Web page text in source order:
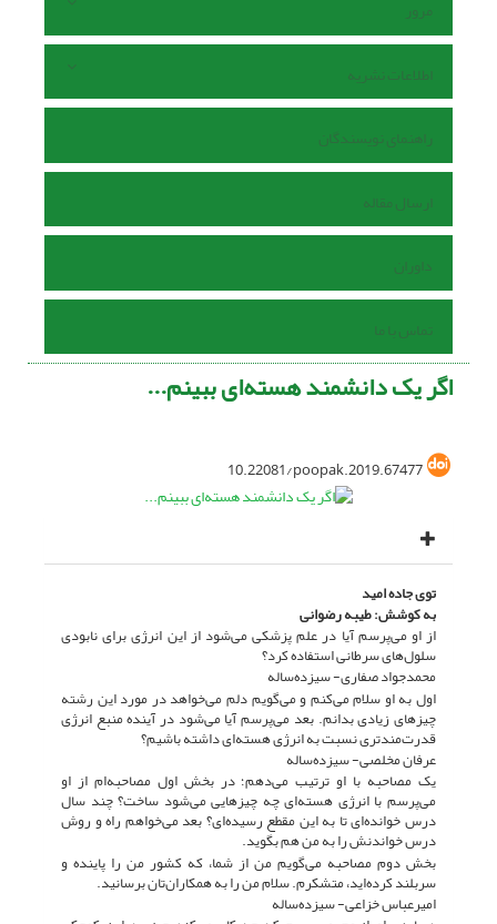
مرور
اطلاعات نشریه
راهنمای نویسندگان
ارسال مقاله
داوران
تماس با ما
اگر یک دانشمند هسته‌ای ببینم...
10.22081/poopak.2019.67477
توی جاده امید
به کوشش: طیبه رضوانی
از او می‌پرسم آیا در علم پزشکی می‌شود از این انرژی برای نابودی
سلول‌های سرطانی استفاده کرد؟
محمد‌جواد صفاری- سیزده‌ساله
اول به او سلام می‌کنم و می‌گویم دلم می‌خواهد در مورد این رشته
چیزهای زیادی بدانم. بعد می‌پرسم آیا می‌شود در آینده منبع انرژی
قدرت‌مندتری نسبت به انرژی هسته‌ای داشته باشیم؟
عرفان مخلصی- سیزده‌ساله
یک مصاحبه با او ترتیب می‌دهم؛ در بخش اول مصاحبه‌ام از او
می‌پرسم با انرژی هسته‌ای چه چیزهایی می‌شود ساخت؟ چند سال
درس خوانده‌ای تا به این مقطع رسیده‌ای؟ بعد می‌خواهم راه و روش
درس خواندنش را به من هم بگوید.
بخش دوم مصاحبه می‌گویم من از شما، که کشور من را پاینده و
سربلند کرده‌اید، متشکرم. سلام من را به همکاران‌تان برسانید.
امیرعباس خزاعی- سیزده‌ساله